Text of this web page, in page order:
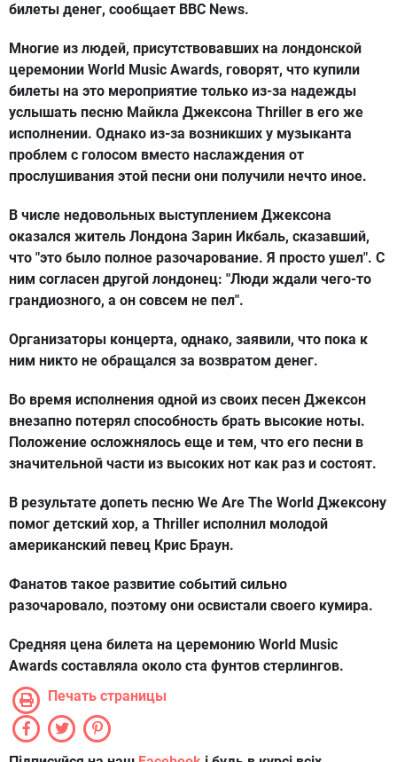
билеты денег, сообщает BBC News.
Многие из людей, присутствовавших на лондонской
церемонии World Music Awards, говорят, что купили
билеты на это мероприятие только из-за надежды
услышать песню Майкла Джексона Thriller в его же
исполнении. Однако из-за возникших у музыканта
проблем с голосом вместо наслаждения от
прослушивания этой песни они получили нечто иное.
В числе недовольных выступлением Джексона
оказался житель Лондона Зарин Икбаль, сказавший,
что "это было полное разочарование. Я просто ушел". С
ним согласен другой лондонец: "Люди ждали чего-то
грандиозного, а он совсем не пел".
Организаторы концерта, однако, заявили, что пока к
ним никто не обращался за возвратом денег.
Во время исполнения одной из своих песен Джексон
внезапно потерял способность брать высокие ноты.
Положение осложнялось еще и тем, что его песни в
значительной части из высоких нот как раз и состоят.
В результате допеть песню We Are The World Джексону
помог детский хор, а Thriller исполнил молодой
американский певец Крис Браун.
Фанатов такое развитие событий сильно
разочаровало, поэтому они освистали своего кумира.
Средняя цена билета на церемонию World Music
Awards составляла около ста фунтов стерлингов.
Печать страницы